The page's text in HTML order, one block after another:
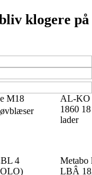
klogere på
M18
AL-KO
1860
lader
4
Metabo
LBÂ